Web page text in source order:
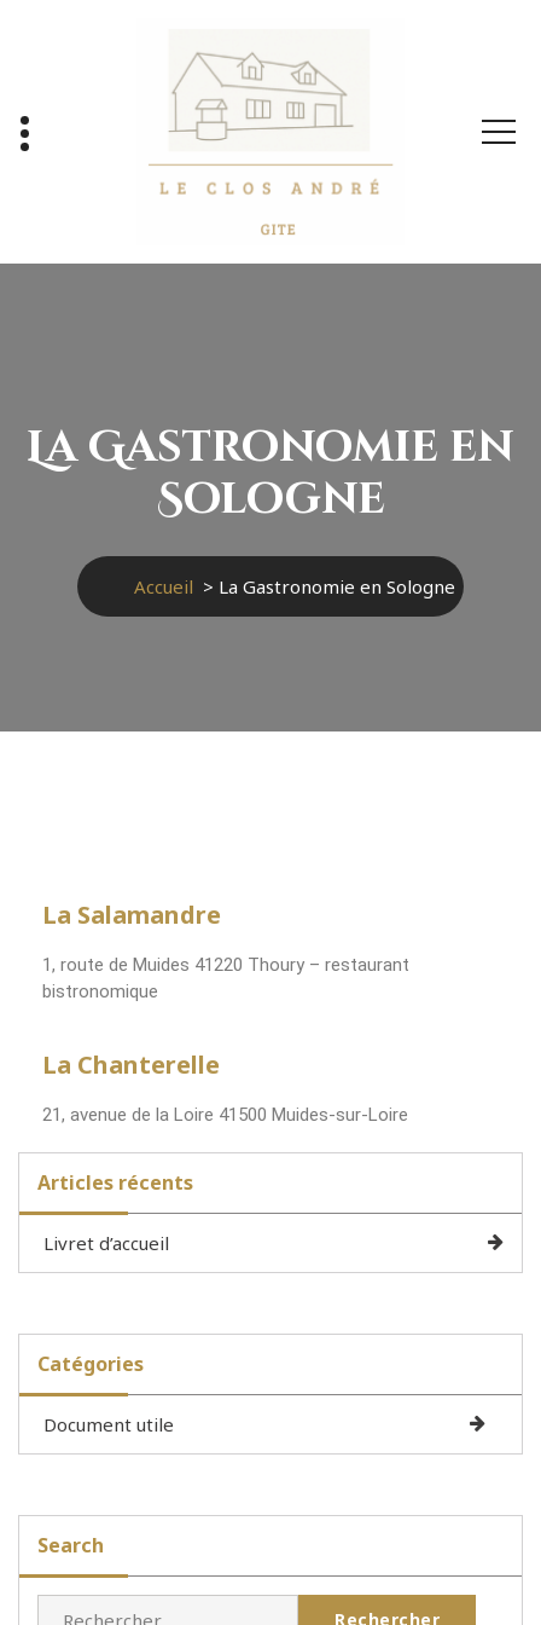
La Gastronomie en
Sologne
Accueil > La Gastronomie en Sologne
La Salamandre
1, route de Muides 41220 Thoury – restaurant
bistronomique
La Chanterelle
21, avenue de la Loire 41500 Muides-sur-Loire
Articles récents
Livret d’accueil
Catégories
Document utile
Search